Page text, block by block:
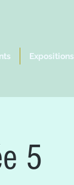
Expositions
5